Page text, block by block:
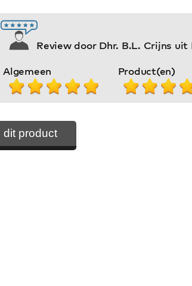
Review door Dhr. B.L. Crijns uit
Algemeen Product(en)
dit product